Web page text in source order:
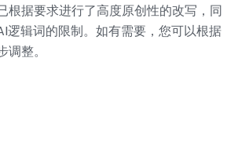
根据要求进行了高度原创性的改写，同
逻辑词的限制。如有需要，您可以根据
整。